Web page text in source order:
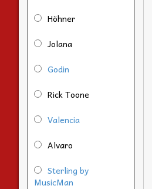
Höhner
Jolana
Godin
Rick Toone
Valencia
Alvaro
Sterling by
MusicMan